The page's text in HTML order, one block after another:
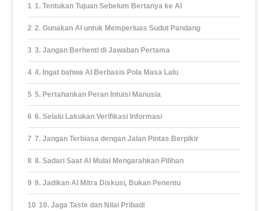
1. Tentukan Tujuan Sebelum Bertanya ke AI
2. Gunakan AI untuk Memperluas Sudut Pandang
3. Jangan Berhenti di Jawaban Pertama
4. Ingat bahwa AI Berbasis Pola Masa Lalu
5. Pertahankan Peran Intuisi Manusia
6. Selalu Lakukan Verifikasi Informasi
7. Jangan Terbiasa dengan Jalan Pintas Berpikir
8. Sadari Saat AI Mulai Mengarahkan Pilihan
9. Jadikan AI Mitra Diskusi, Bukan Penentu
10. Jaga Taste dan Nilai Pribadi